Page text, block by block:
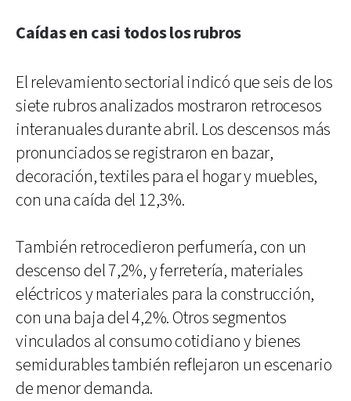
Caídas en casi todos los rubros
El relevamiento sectorial indicó que seis de los
siete rubros analizados mostraron retrocesos
interanuales durante abril. Los descensos más
pronunciados se registraron en bazar,
decoración, textiles para el hogar y muebles,
con una caída del 12,3%.
También retrocedieron perfumería, con un
descenso del 7,2%, y ferretería, materiales
eléctricos y materiales para la construcción,
con una baja del 4,2%. Otros segmentos
vinculados al consumo cotidiano y bienes
semidurables también reflejaron un escenario
de menor demanda.